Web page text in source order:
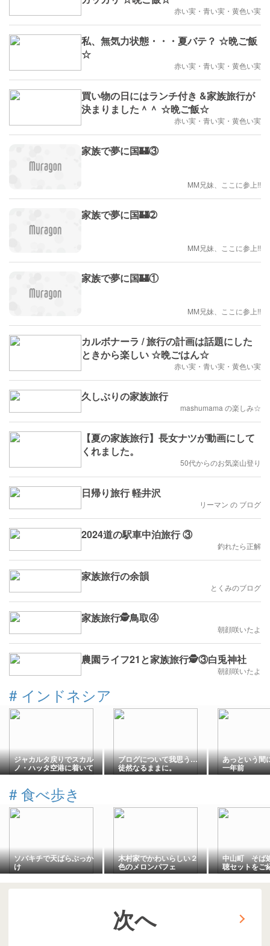
赤い実・青い実・黄色い実
私、無気力状態・・・夏バテ？ ☆晩ご飯
☆
赤い実・青い実・黄色い実
買い物の日にはランチ付き &家族旅行が
決まりました＾＾ ☆晩ご飯☆
赤い実・青い実・黄色い実
家族で夢に国🏰③
MM兄妹、ここに参上!!
家族で夢に国🏰➁
MM兄妹、ここに参上!!
家族で夢に国🏰①
MM兄妹、ここに参上!!
カルボナーラ / 旅行の計画は話題にした
ときから楽しい ☆晩ごはん☆
赤い実・青い実・黄色い実
久しぶりの家族旅行
mashumama の楽しみ☆
【夏の家族旅行】長女ナツが動画にして
くれました。
50代からのお気楽山登り
日帰り旅行 軽井沢
リーマン の ブログ
2024道の駅車中泊旅行 ③
釣れたら正解
家族旅行の余韻
とくみのブログ
家族旅行🕵鳥取④
朝顔咲いたよ
農園ライフ21と家族旅行🕵③白兎神社
朝顔咲いたよ
# インドネシア
ジャカルタ戻りでスカル
ノ・ハッタ空港に着いて
ブログについて我思う…
徒然なるままに。
あっという
一年前
# 食べ歩き
ソバキチで天ばらぶっか
け
木村家でかわいらしい２
色のメロンパフェ
中山町 そば
聴セットをご
次へ